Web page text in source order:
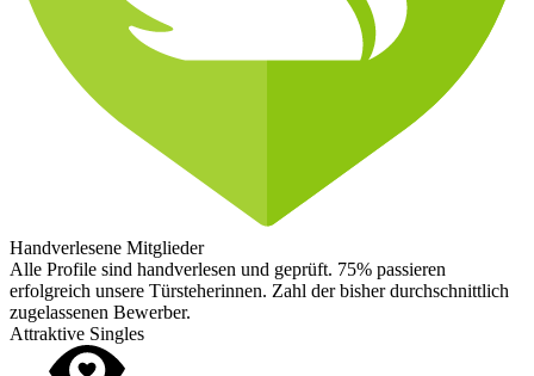
Handverlesene Mitglieder
Alle Profile sind handverlesen und geprüft. 75% passieren
erfolgreich unsere Türsteherinnen. Zahl der bisher durchschnittlich
zugelassenen Bewerber.
Attraktive Singles